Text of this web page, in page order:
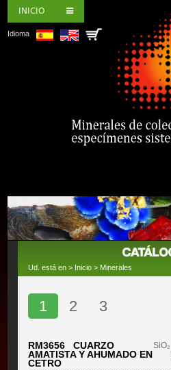
INICIO
Idioma
Ud. está en > Inicio > Minerales
1 2 3
RM3656 CUARZO
AMATISTA Y AHUMADO EN
CETRO
SiO₂